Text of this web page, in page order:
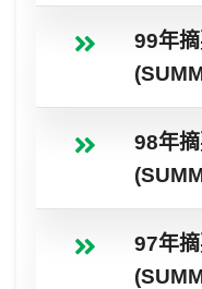
99年
98年
97年